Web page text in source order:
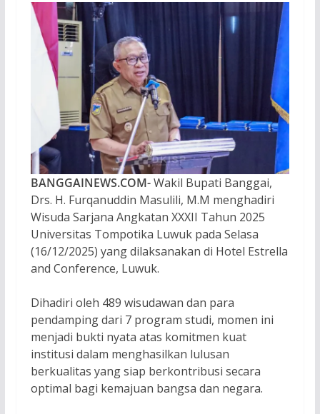
BANGGAINEWS.COM-Wakil Bupati Banggai,
Drs. H. Furqanuddin Masulili, M.M menghadiri
Wisuda Sarjana Angkatan XXXII Tahun 2025
Universitas Tompotika Luwuk pada Selasa
(16/12/2025) yang dilaksanakan di Hotel Estrella
and Conference, Luwuk.
Dihadiri oleh 489 wisudawan dan para
pendamping dari 7 program studi, momen ini
menjadi bukti nyata atas komitmen kuat
institusi dalam menghasilkan lulusan
berkualitas yang siap berkontribusi secara
optimal bagi kemajuan bangsa dan negara.